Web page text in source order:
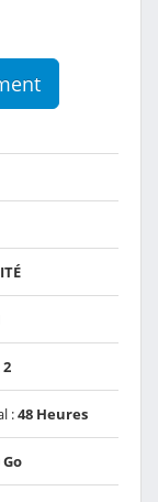
2
:48 Heures
Go